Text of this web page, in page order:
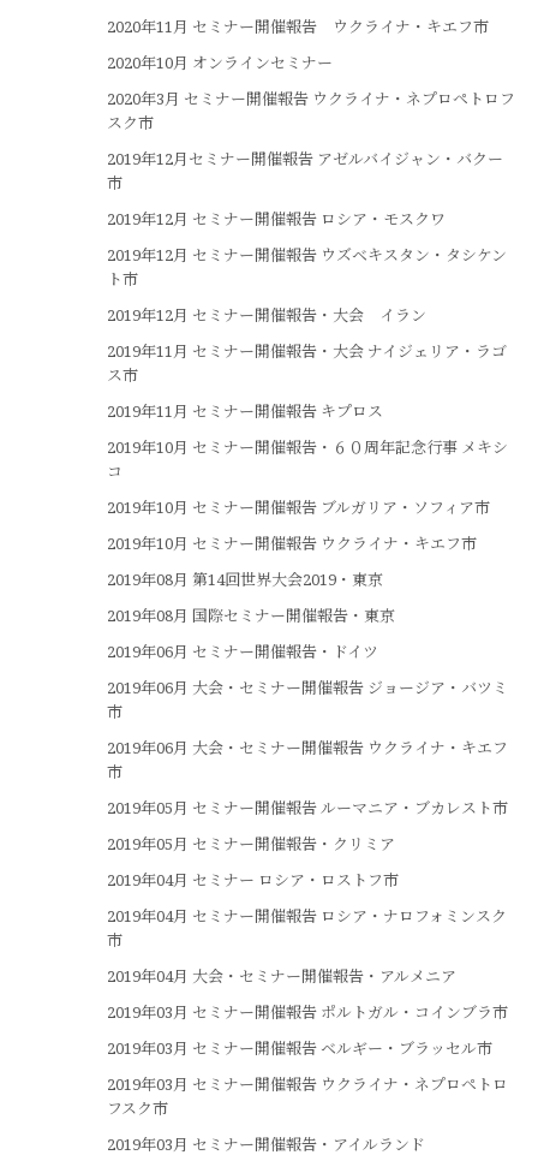
2020年11月 セミナー開催報告 ウクライナ・キエフ市
2020年10月 オンラインセミナー
2020年3月 セミナー開催報告 ウクライナ・ネプロペトロフ
スク市
2019年12月セミナー開催報告 アゼルバイジャン・バクー
市
2019年12月 セミナー開催報告 ロシア・モスクワ
2019年12月 セミナー開催報告 ウズベキスタン・タシケン
ト市
2019年12月 セミナー開催報告・大会 イラン
2019年11月 セミナー開催報告・大会 ナイジェリア・ラゴ
ス市
2019年11月 セミナー開催報告 キプロス
2019年10月 セミナー開催報告・６０周年記念行事 メキシ
コ
2019年10月 セミナー開催報告 ブルガリア・ソフィア市
2019年10月 セミナー開催報告 ウクライナ・キエフ市
2019年08月 第14回世界大会2019・東京
2019年08月 国際セミナー開催報告・東京
2019年06月 セミナー開催報告・ドイツ
2019年06月 大会・セミナー開催報告 ジョージア・バツミ
市
2019年06月 大会・セミナー開催報告 ウクライナ・キエフ
市
2019年05月 セミナー開催報告 ルーマニア・ブカレスト市
2019年05月 セミナー開催報告・クリミア
2019年04月 セミナー ロシア・ロストフ市
2019年04月 セミナー開催報告 ロシア・ナロフォミンスク
市
2019年04月 大会・セミナー開催報告・アルメニア
2019年03月 セミナー開催報告 ポルトガル・コインブラ市
2019年03月 セミナー開催報告 ベルギー・ブラッセル市
2019年03月 セミナー開催報告 ウクライナ・ネプロペトロ
フスク市
2019年03月 セミナー開催報告・アイルランド